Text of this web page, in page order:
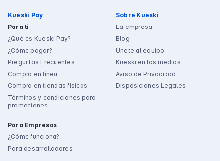
Kueski Pay
Para ti
¿Qué es Kueski Pay?
¿Cómo pagar?
Preguntas Frecuentes
Compra en línea
Compra en tiendas físicas
Términos y condiciones para
promociones
Para Empresas
¿Cómo funciona?
Para desarrolladores
Sobre Kueski
La empresa
Blog
Únete al equipo
Kueski en los medios
Aviso de Privacidad
Disposiciones Legales